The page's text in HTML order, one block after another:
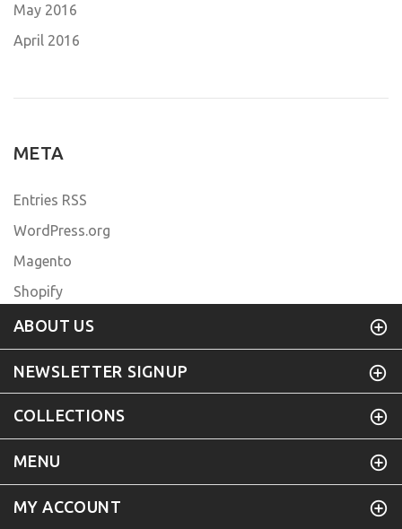
May 2016
April 2016
META
Entries RSS
WordPress.org
Magento
Shopify
ABOUT US
NEWSLETTER SIGNUP
COLLECTIONS
MENU
MY ACCOUNT